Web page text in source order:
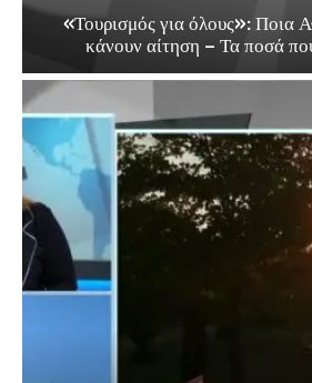
«Τουρισμός για όλους»: Ποια
κάνουν αίτηση – Τα ποσά